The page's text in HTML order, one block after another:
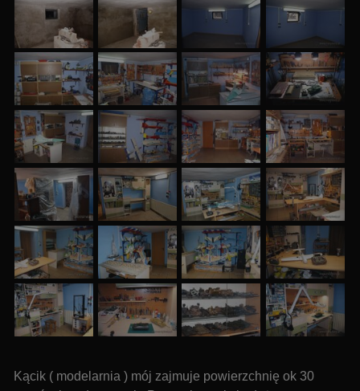
Kącik ( modelarnia ) mój zajmuje powierzchnię ok 30